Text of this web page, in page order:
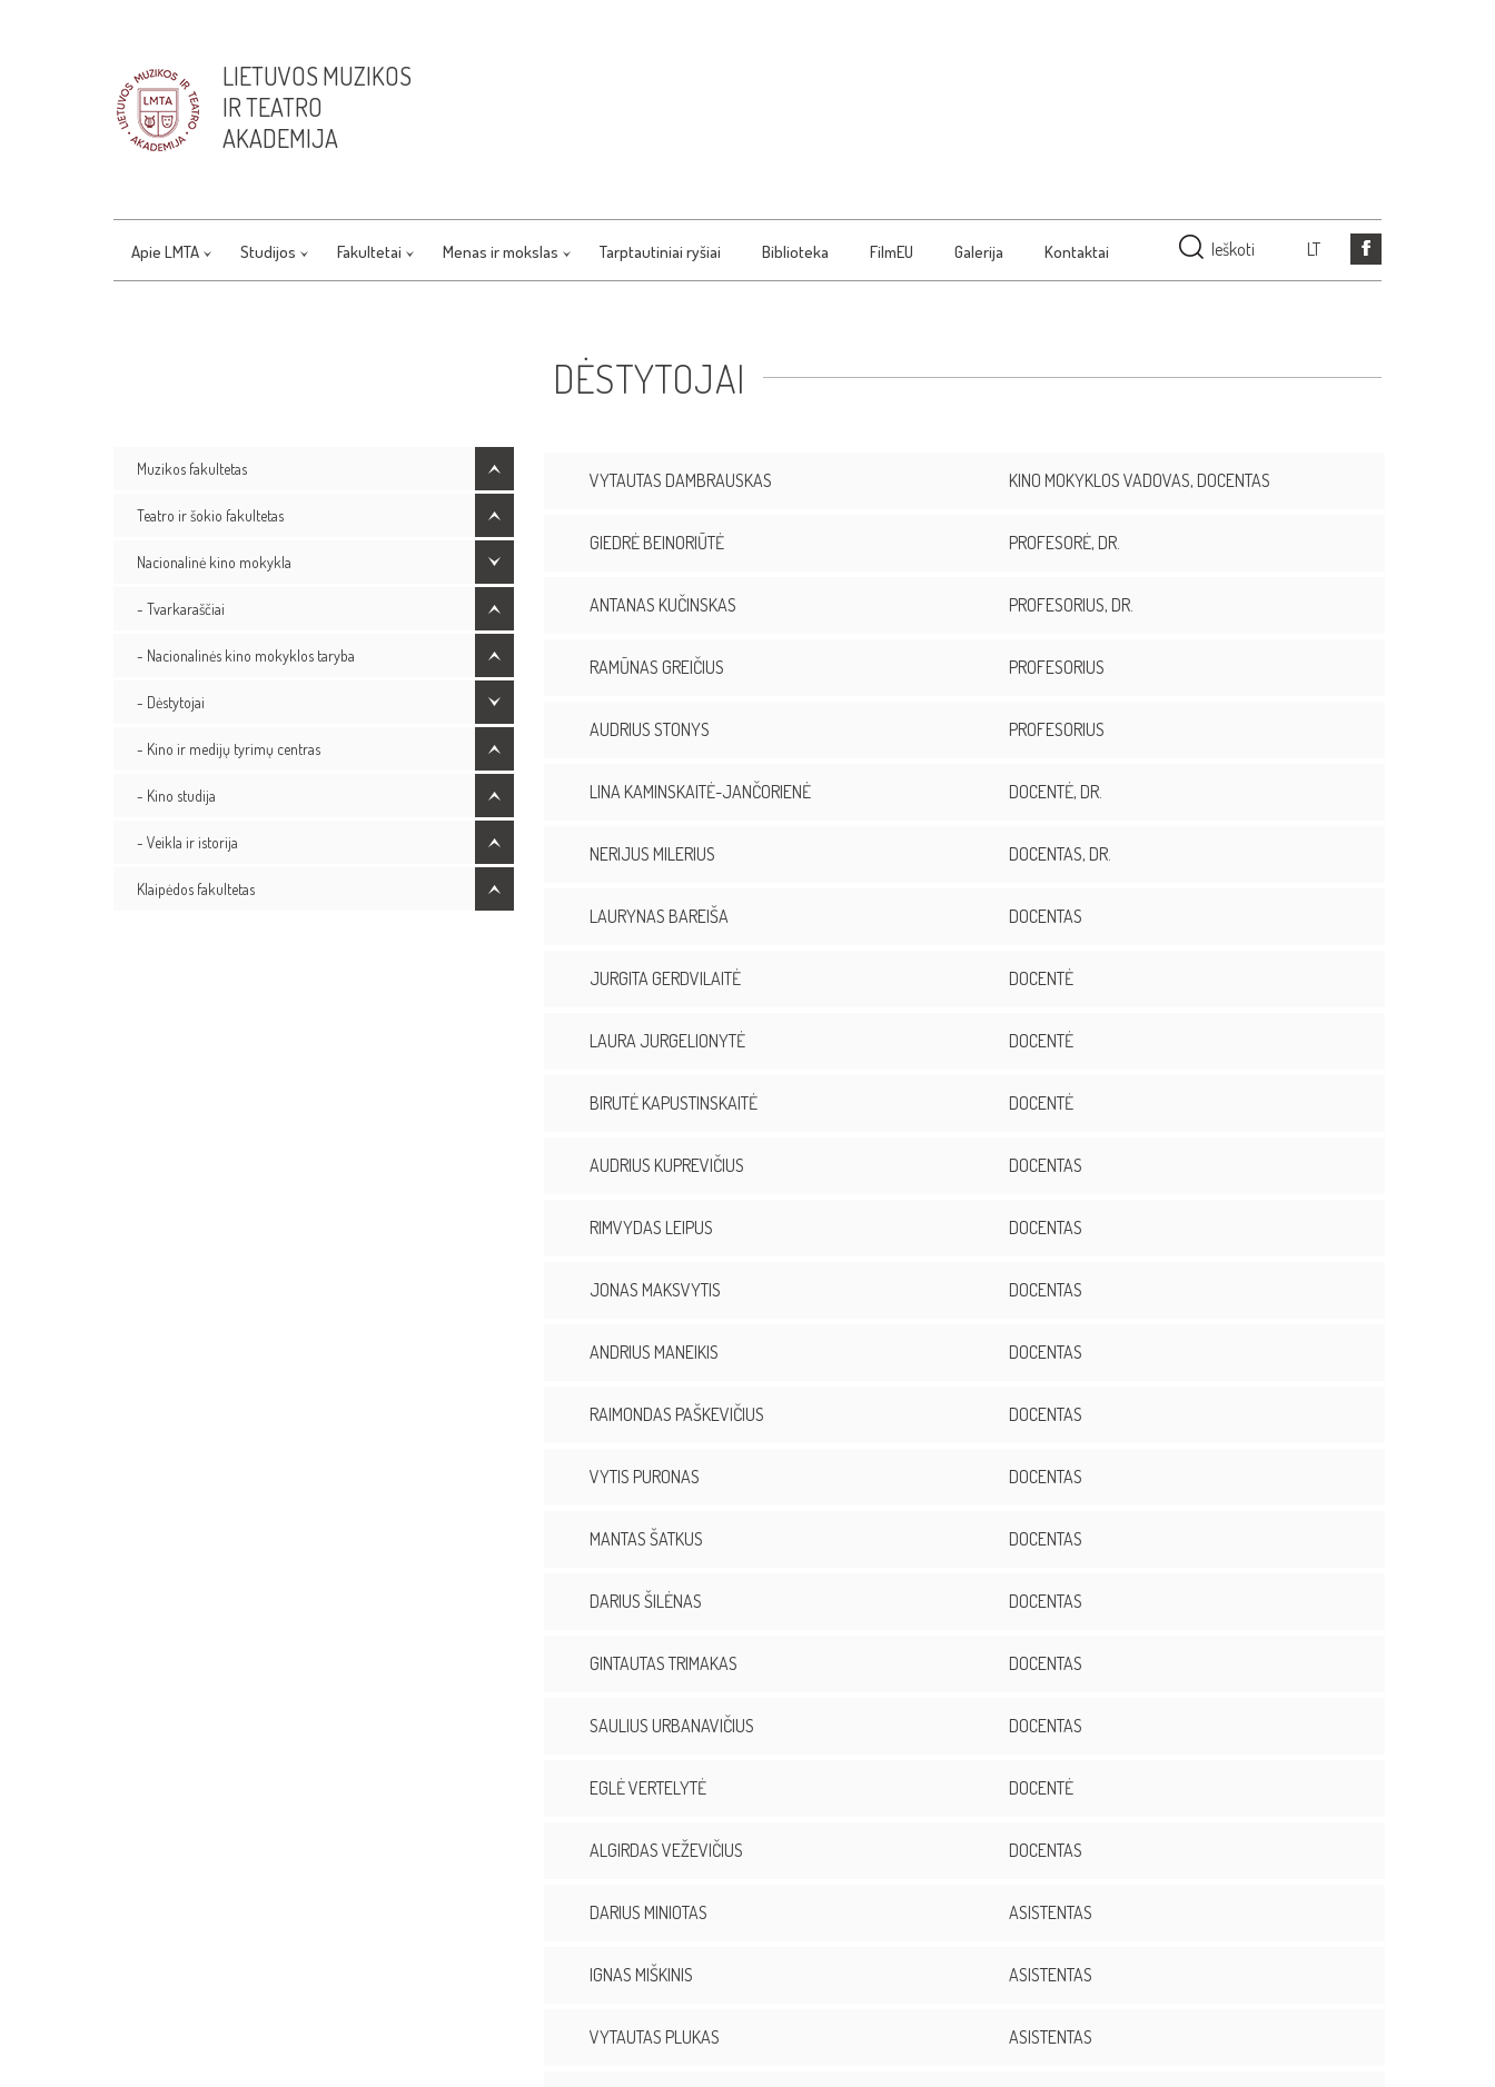
LIETUVOS MUZIKOS
IR TEATRO
AKADEMIJA
Apie LMTA Studijos Fakultetai Menas ir mokslas Tarptautiniai ryšiai Biblioteka FilmEU Galerija Kontaktai Ieškoti LT
DĖSTYTOJAI
Muzikos fakultetas
Teatro ir šokio fakultetas
Nacionalinė kino mokykla
- Tvarkaraščiai
- Nacionalinės kino mokyklos taryba
- Dėstytojai
- Kino ir medijų tyrimų centras
- Kino studija
- Veikla ir istorija
Klaipėdos fakultetas
VYTAUTAS DAMBRAUSKAS KINO MOKYKLOS VADOVAS, DOCENTAS
GIEDRĖ BEINORIŪTĖ PROFESORĖ, DR.
ANTANAS KUČINSKAS PROFESORIUS, DR.
RAMŪNAS GREIČIUS PROFESORIUS
AUDRIUS STONYS PROFESORIUS
LINA KAMINSKAITĖ-JANČORIENĖ DOCENTĖ, DR.
NERIJUS MILERIUS DOCENTAS, DR.
LAURYNAS BAREIŠA DOCENTAS
JURGITA GERDVILAITĖ DOCENTĖ
LAURA JURGELIONYTĖ DOCENTĖ
BIRUTĖ KAPUSTINSKAITĖ DOCENTĖ
AUDRIUS KUPREVIČIUS DOCENTAS
RIMVYDAS LEIPUS DOCENTAS
JONAS MAKSVYTIS DOCENTAS
ANDRIUS MANEIKIS DOCENTAS
RAIMONDAS PAŠKEVIČIUS DOCENTAS
VYTIS PURONAS DOCENTAS
MANTAS ŠATKUS DOCENTAS
DARIUS ŠILĖNAS DOCENTAS
GINTAUTAS TRIMAKAS DOCENTAS
SAULIUS URBANAVIČIUS DOCENTAS
EGLĖ VERTELYTĖ DOCENTĖ
ALGIRDAS VEŽEVIČIUS DOCENTAS
DARIUS MINIOTAS ASISTENTAS
IGNAS MIŠKINIS ASISTENTAS
VYTAUTAS PLUKAS ASISTENTAS